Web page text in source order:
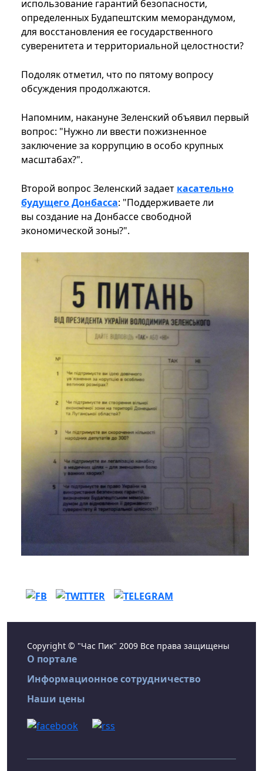
использование гарантий безопасности,
определенных Будапештским меморандумом,
для восстановления ее государственного
суверенитета и территориальной целостности?
Подоляк отметил, что по пятому вопросу
обсуждения продолжаются.
Напомним, накануне Зеленский объявил первый
вопрос: "Нужно ли ввести пожизненное
заключение за коррупцию в особо крупных
масштабах?".
Второй вопрос Зеленский задает касательно
будущего Донбасса: "Поддерживаете ли
вы создание на Донбассе свободной
экономической зоны?".
Copyright © "Час Пик" 2009 Все права защищены
О портале
Информационное сотрудничество
Наши цены